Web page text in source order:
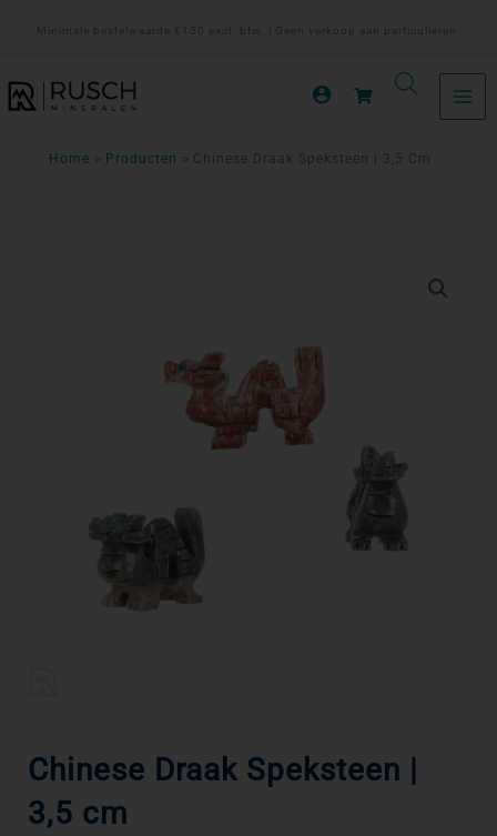
inhoud
Minimale bestelwaarde €150 excl. btw. | Geen verkoop aan particulieren.
Home Producten Chinese Draak Speksteen | 3,5 Cm
Chinese Draak Speksteen |
3,5 cm